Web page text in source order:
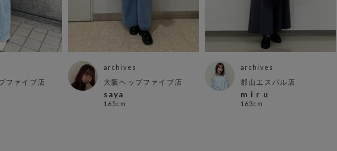
ファイブ店
archives
大阪ヘップファイブ店
saya
165cm
archives
郡山エスパル店
m i r u
163cm